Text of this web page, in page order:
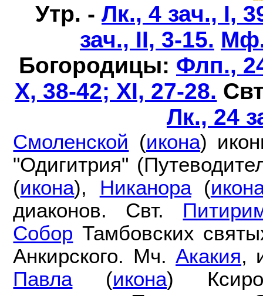
Утр. - Лк., 4 зач., I,
зач., II, 3-15.
Богородицы: Флп.,
X, 38-42; XI, 27-28.
Лк., 24
Смоленской (икона)
"Одигитрия"
(икона), Никанора(
диаконов. Свт.
Собор Тамбовских
Анкирского. Мч. Акакия,
Павла (икона)